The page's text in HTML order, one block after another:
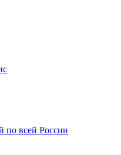
по всей России